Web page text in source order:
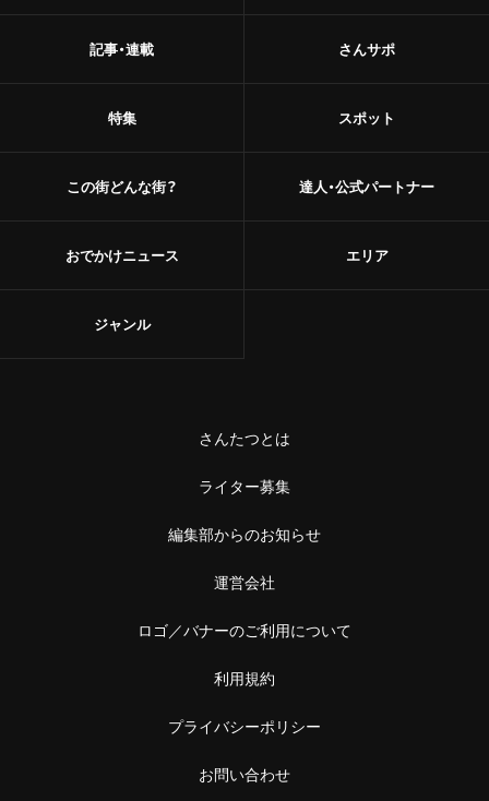
記事・連載
特集
この街どんな街？
おでかけニュース
さんサポ
スポット
達人・公式パートナー
エリア
ジャンル
さんたつとは
ライター募集
編集部からのお知らせ
運営会社
ロゴ／バナーのご利用について
利用規約
プライバシーポリシー
お問い合わせ